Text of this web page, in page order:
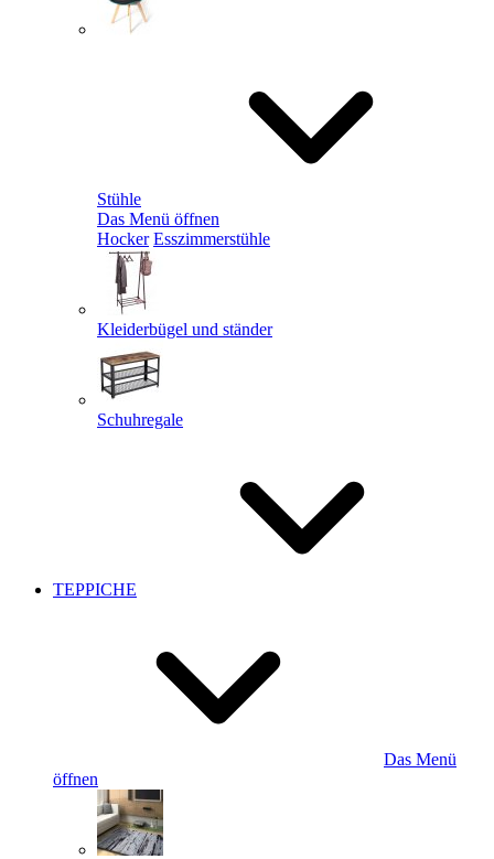
Stühle
Das Menü öffnen
Hocker Esszimmerstühle
Kleiderbügel und ständer
Schuhregale
TEPPICHE
Das Menü
öffnen